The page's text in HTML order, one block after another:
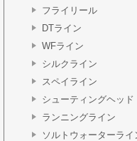
フライリール
DTライン
WFライン
シルクライン
スペイライン
シューティングヘッド
ランニングライン
ソルトウォーターライ